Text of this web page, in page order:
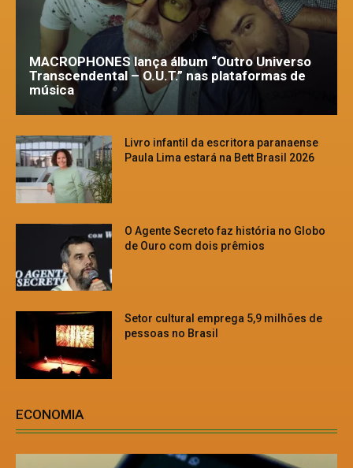
MACROPHONES lança álbum “Outro Universo
Transcendental – O.U.T.” nas plataformas de
música
Livro infantil da escritora paranaense
Paula Lima estará na Bett Brasil 2026
O Agente Secreto faz história no Globo
de Ouro com dois prêmios
Setor cultural emprega 5,9 milhões de
pessoas no Brasil
ECONOMIA